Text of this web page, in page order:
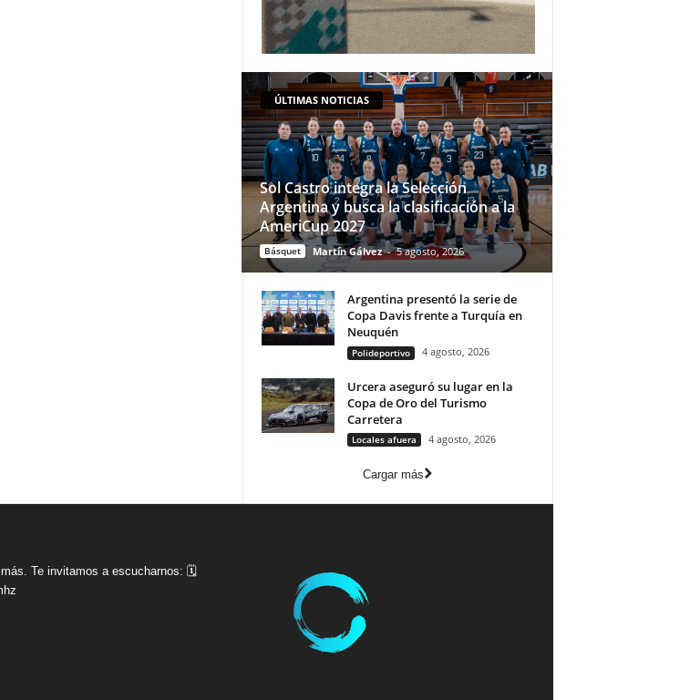
ÚLTIMAS NOTICIAS
Sol Castro integra la Selección
Argentina y busca la clasificación a la
AmeriCup 2027
Básquet Martín Gálvez - 5 agosto, 2026
Argentina presentó la serie de
Copa Davis frente a Turquía en
Neuquén
Polideportivo 4 agosto, 2026
Urcera aseguró su lugar en la
Copa de Oro del Turismo
Carretera
Locales afuera 4 agosto, 2026
Cargar más
Te invitamos a escucharnos: 🗓